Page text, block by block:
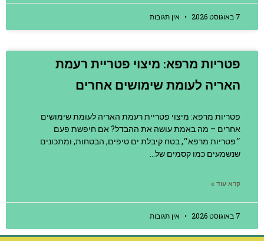
7 באוגוסט 2026 אין תגובות
פטריות מרפא: מיצוי פטריית רעמת
האריה לעומת שימושים אחרים
פטריות מרפא: מיצוי פטריית רעמת האריה לעומת שימושים
אחרים – מה באמת עושה את ההבדל? אם חיפשת פעם
״פטריות מרפא״, בטח קיבלת ים טיפים, הבטחות, ומתכונים
שנשמעים כמו קסמים של…
קרא עוד »
7 באוגוסט 2026 אין תגובות